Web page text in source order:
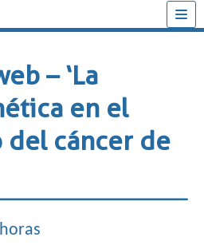
– ‘La
en el
cáncer de